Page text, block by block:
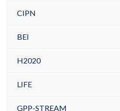
CIPN
BEI
H2020
LIFE
GPP-STREAM